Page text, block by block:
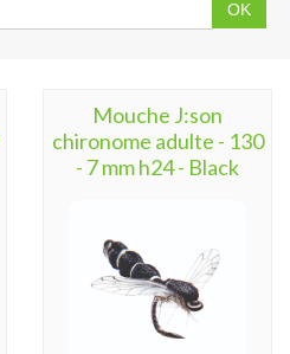
OK
Mouche J:son
chironome adulte - 130
- 7 mm h24 - Black